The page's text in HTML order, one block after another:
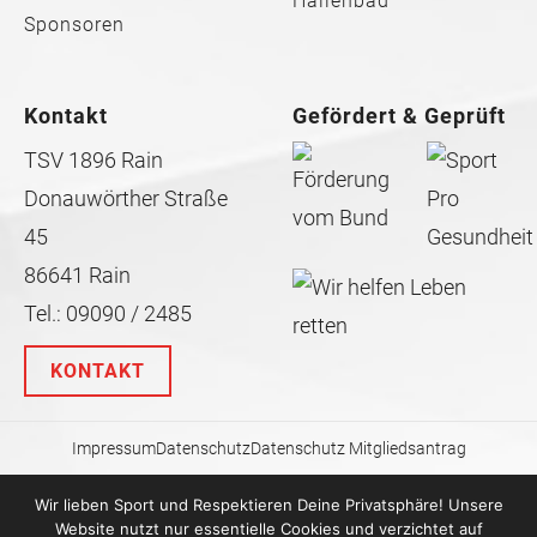
Sponsoren
Kontakt
TSV 1896 Rain
Donauwörther Straße
45
86641 Rain
Tel.: 09090 / 2485
KONTAKT
Gefördert & Geprüft
ImpressumDatenschutzDatenschutz Mitgliedsantrag
Wir lieben Sport und Respektieren Deine Privatsphäre! Unsere
Website nutzt nur essentielle Cookies und verzichtet auf